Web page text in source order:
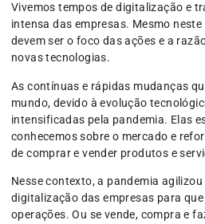
Vivemos tempos de digitalização e
intensa das empresas. Mesmo
devem ser o foco das ações e a
novas tecnologias.
As contínuas e rápidas mudanças
mundo, devido à evolução
intensificadas pela pandemia. Elas
conhecemos sobre o mercado e
de comprar e vender produtos e
Nesse contexto, a pandemia
digitalização das empresas para
operações. Ou se vende, compra e